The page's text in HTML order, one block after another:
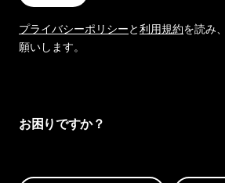
プライバシーポリシーと利用規約を読み
願いします。
お困りですか？